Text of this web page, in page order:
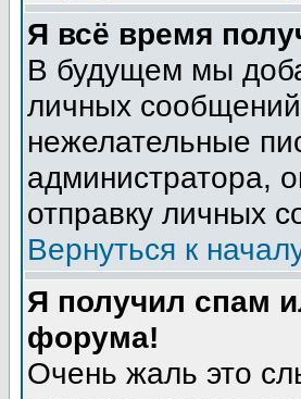
Я всё время
В будущем мы
личных
нежелательные
администратора,
отправку личных
Вернуться к
Я получил спам
форума!
Очень жаль это